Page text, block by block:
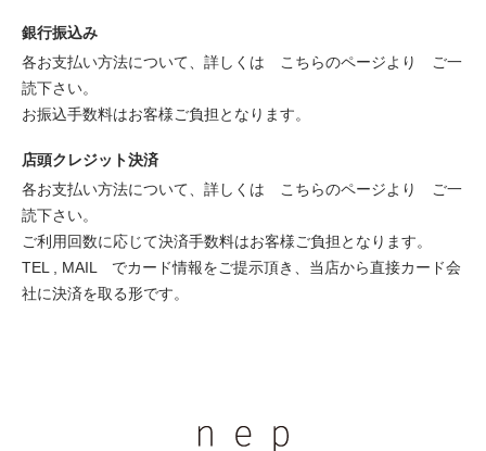
銀行振込み
各お支払い方法について、詳しくは
こちらのページより
ご一
読下さい。
お振込手数料はお客様ご負担となります。
店頭クレジット決済
各お支払い方法について、詳しくは
こちらのページより
ご一
読下さい。
ご利用回数に応じて決済手数料はお客様ご負担となります。
TEL , MAIL でカード情報をご提示頂き、当店から直接カード会
社に決済を取る形です。